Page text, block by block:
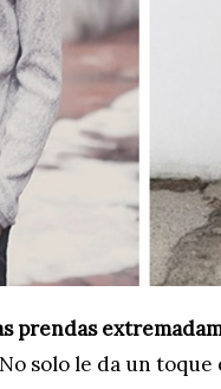
prendas
solo le da un toque